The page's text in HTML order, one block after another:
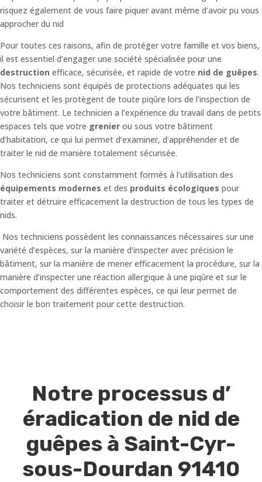
risquez également de vous faire piquer avant même d’avoir pu vous
approcher du nid
Pour toutes ces raisons, afin de protéger votre famille et vos biens,
il est essentiel d’engager une société spécialisée pour une
destruction efficace, sécurisée, et rapide de votre nid de guêpes.
Nos techniciens sont équipés de protections adéquates qui les
sécurisent et les protègent de toute piqûre lors de l’inspection de
votre bâtiment. Le technicien a l’expérience du travail dans de petits
espaces tels que votre grenier ou sous votre bâtiment
d’habitation, ce qui lui permet d’examiner, d’appréhender et de
traiter le nid de manière totalement sécurisée.
Nos techniciens sont constamment formés à l’utilisation des
équipements modernes et des produits écologiques pour
traiter et détruire efficacement la destruction de tous les types de
nids.
Nos techniciens possèdent les connaissances nécessaires sur une
variété d’espèces, sur la manière d’inspecter avec précision le
bâtiment, sur la manière de mener efficacement la procédure, sur la
manière d’inspecter une réaction allergique à une piqûre et sur le
comportement des différentes espèces, ce qui leur permet de
choisir le bon traitement pour cette destruction.
Notre processus d’
éradication de nid de
guêpes à Saint-Cyr-
sous-Dourdan 91410